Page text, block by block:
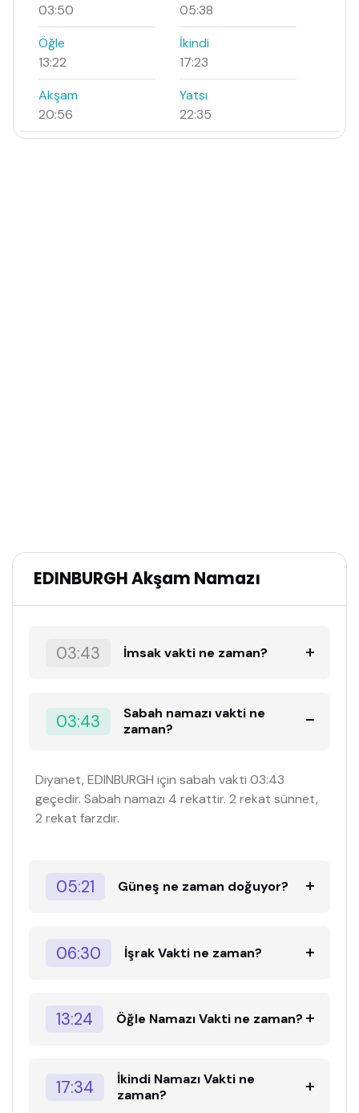
03:50
05:38
Öğle
13:22
İkindi
17:23
Akşam
20:56
Yatsı
22:35
EDINBURGH Akşam Namazı
03:43 İmsak vakti ne zaman?
03:43
Sabah namazı vakti ne
zaman?
Diyanet, EDINBURGH için sabah vakti 03:43
geçedir. Sabah namazı 4 rekattir. 2 rekat sünnet,
2 rekat farzdır.
05:21 Güneş ne zaman doğuyor?
06:30 İşrak Vakti ne zaman?
13:24 Öğle Namazı Vakti ne zaman?
17:34
İkindi Namazı Vakti ne
zaman?